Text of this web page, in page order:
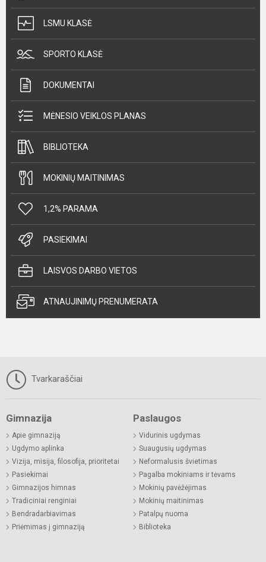
LSMU KLASĖ
SPORTO KLASĖ
DOKUMENTAI
MĖNESIO VEIKLOS PLANAS
BIBLIOTEKA
MOKINIŲ MAITINIMAS
1,2% PARAMA
PASIEKIMAI
LAISVOS DARBO VIETOS
ATNAUJINIMŲ PRENUMERATA
Tvarkaraščiai
Gimnazija
Apie gimnaziją
Ugdymo aplinka
Vizija, misija, filosofija, prioritetai
Pasiekimai
Gimnazijos himnas
Tradiciniai renginiai
Bendradarbiavimas
Priėmimas į gimnaziją
Paslaugos
Vidurinis ugdymas
Suaugusių ugdymas
Neformalusis švietimas
Pagalba mokiniams ir tėvams
Mokinių pavėžėjimas
Mokinių maitinimas
Patalpų nuoma
Biblioteka